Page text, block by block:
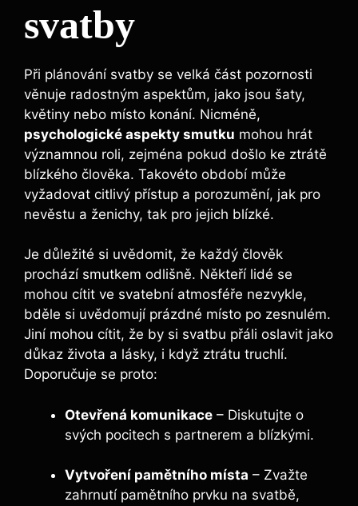
svatby
Při plánování svatby se velká část pozornosti
věnuje radostným aspektům, jako jsou šaty,
květiny nebo místo konání. Nicméně,
psychologické aspekty smutku mohou hrát
významnou roli, zejména pokud došlo ke ztrátě
blízkého člověka. Takovéto období může
vyžadovat citlivý přístup a porozumění, jak pro
nevěstu a ženichy, tak pro jejich blízké.
Je důležité si uvědomit, že každý člověk
prochází smutkem odlišně. Někteří lidé se
mohou cítit ve svatební atmosféře nezvykle,
bděle si uvědomují prázdné místo po zesnulém.
Jiní mohou cítit, že by si svatbu přáli oslavit jako
důkaz života a lásky, i když ztrátu truchlí.
Doporučuje se proto:
Otevřená komunikace – Diskutujte o
svých pocitech s partnerem a blízkými.
Vytvoření pamětního místa – Zvažte
zahrnutí pamětního prvku na svatbě,